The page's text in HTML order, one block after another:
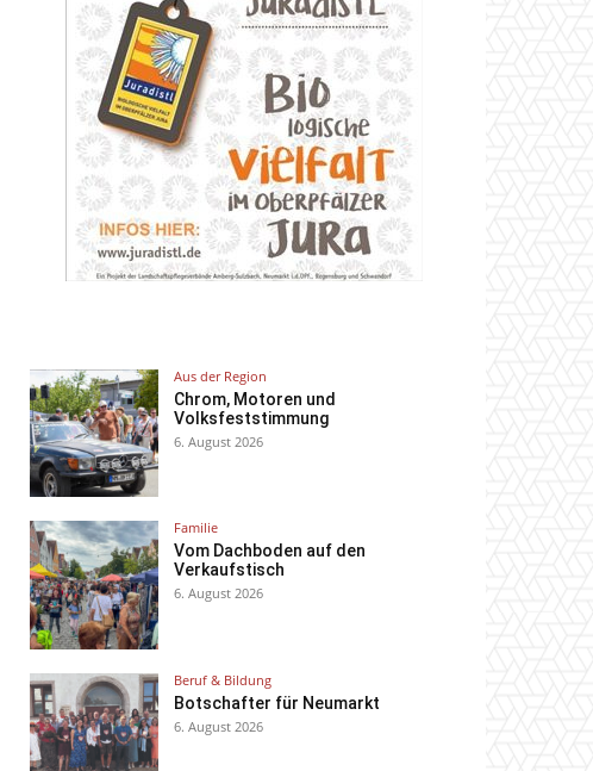
Aus der Region
Chrom, Motoren und
Volksfeststimmung
6. August 2026
Familie
Vom Dachboden auf den
Verkaufstisch
6. August 2026
Beruf & Bildung
Botschafter für Neumarkt
6. August 2026